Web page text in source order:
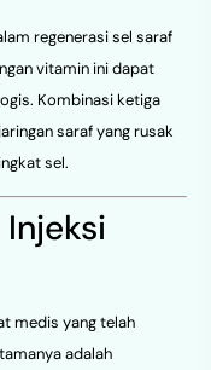
regenerasi sel saraf
vitamin ini dapat
Kombinasi ketiga
saraf yang rusak
sel.
medis yang telah
adalah